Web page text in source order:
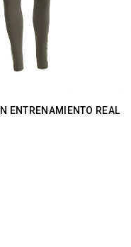
ENTRENAMIENTO REAL